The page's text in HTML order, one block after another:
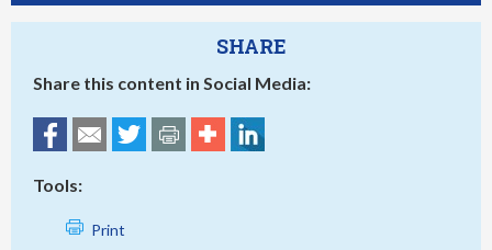
SHARE
Share this content in Social Media:
Tools:
Print